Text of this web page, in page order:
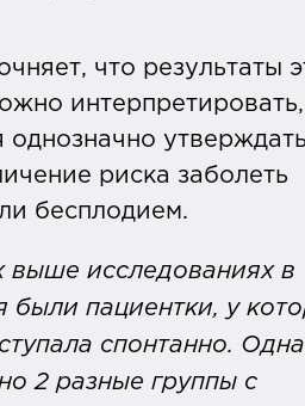
что результаты
интерпретировать,
однозначно
риска заболеть
бесплодием.
выше исследованиях в
были пациентки, у
спонтанно.
2 разные группы с